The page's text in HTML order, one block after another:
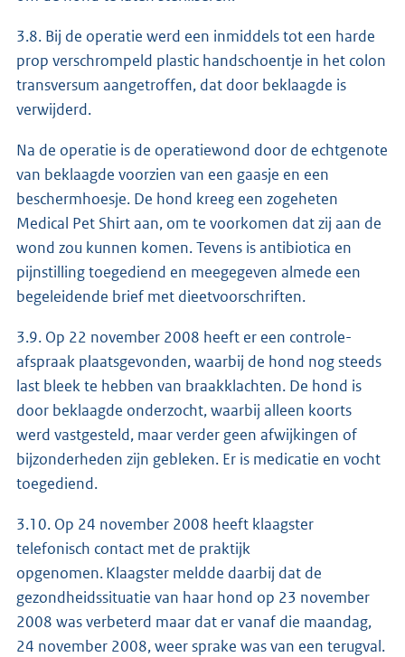
3.8. Bij de operatie werd een inmiddels tot een harde
prop verschrompeld plastic handschoentje in het colon
transversum aangetroffen, dat door beklaagde is
verwijderd.
Na de operatie is de operatiewond door de echtgenote
van beklaagde voorzien van een gaasje en een
beschermhoesje. De hond kreeg een zogeheten
Medical Pet Shirt aan, om te voorkomen dat zij aan de
wond zou kunnen komen. Tevens is antibiotica en
pijnstilling toegediend en meegegeven almede een
begeleidende brief met dieetvoorschriften.
3.9. Op 22 november 2008 heeft er een controle-
afspraak plaatsgevonden, waarbij de hond nog steeds
last bleek te hebben van braakklachten. De hond is
door beklaagde onderzocht, waarbij alleen koorts
werd vastgesteld, maar verder geen afwijkingen of
bijzonderheden zijn gebleken. Er is medicatie en vocht
toegediend.
3.10. Op 24 november 2008 heeft klaagster
telefonisch contact met de praktijk
opgenomen. Klaagster meldde daarbij dat de
gezondheidssituatie van haar hond op 23 november
2008 was verbeterd maar dat er vanaf die maandag,
24 november 2008, weer sprake was van een terugval.